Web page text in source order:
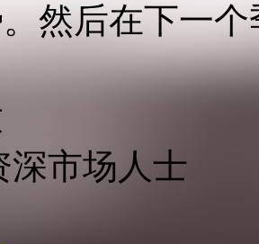
然后在下一
深市场人士